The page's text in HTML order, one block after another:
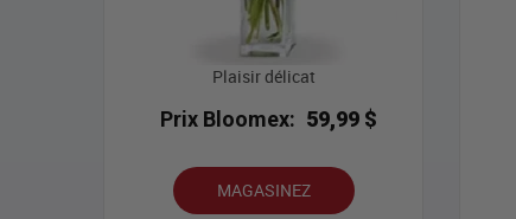
Plaisir délicat
Prix Bloomex: 59,99 $
MAGASINEZ